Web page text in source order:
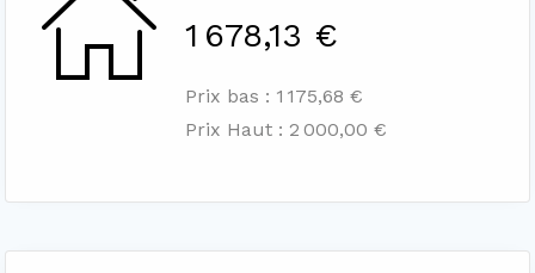
1 678,13 €
Prix bas : 1 175,68 €
Prix Haut : 2 000,00 €